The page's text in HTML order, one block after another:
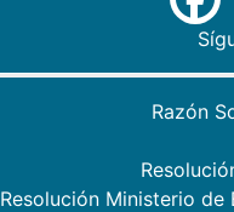
Razón
Resolución Ministerio de